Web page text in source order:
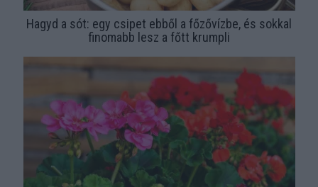
Hagyd a sót: egy csipet ebből a főzővízbe, és sokkal
finomabb lesz a főtt krumpli